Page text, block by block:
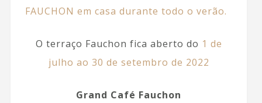
FAUCHON em casa durante todo o verão.
O terraço Fauchon fica aberto do 1 de
julho ao 30 de setembro de 2022
Grand Café Fauchon